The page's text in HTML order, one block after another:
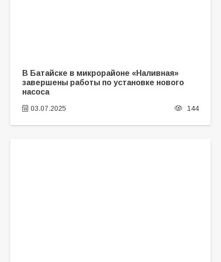
В Батайске в микрорайоне «Наливная»
завершены работы по установке нового
насоса
03.07.2025 144